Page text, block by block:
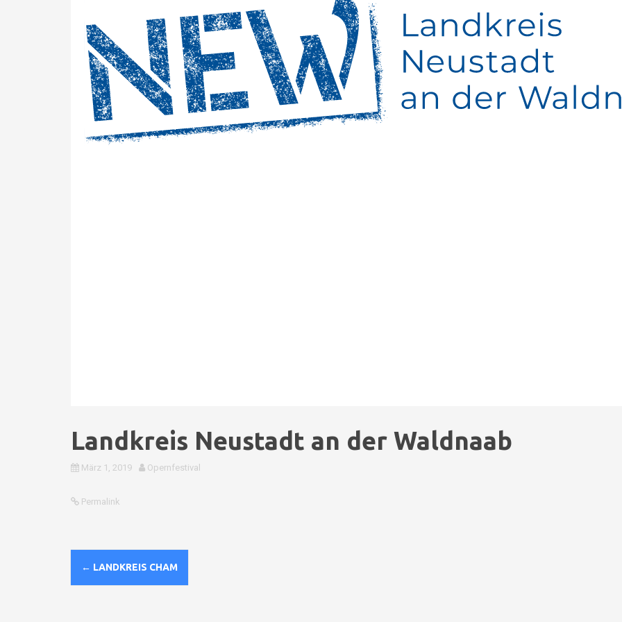
Landkreis Neustadt an der Waldnaab
März 1, 2019 Opernfestival
Permalink
N
a
← LANDKREIS CHAM